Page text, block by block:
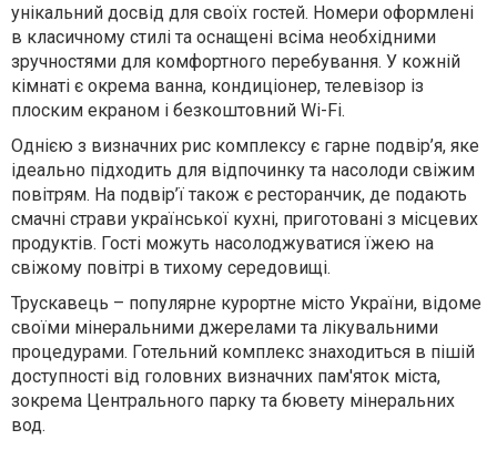
унікальний досвід для своїх гостей. Номери оформлені
в класичному стилі та оснащені всіма необхідними
зручностями для комфортного перебування. У кожній
кімнаті є окрема ванна, кондиціонер, телевізор із
плоским екраном і безкоштовний Wi-Fi.
Однією з визначних рис комплексу є гарне подвір’я, яке
ідеально підходить для відпочинку та насолоди свіжим
повітрям. На подвір’ї також є ресторанчик, де подають
смачні страви української кухні, приготовані з місцевих
продуктів. Гості можуть насолоджуватися їжею на
свіжому повітрі в тихому середовищі.
Трускавець – популярне курортне місто України, відоме
своїми мінеральними джерелами та лікувальними
процедурами. Готельний комплекс знаходиться в пішій
доступності від головних визначних пам'яток міста,
зокрема Центрального парку та бювету мінеральних
вод.